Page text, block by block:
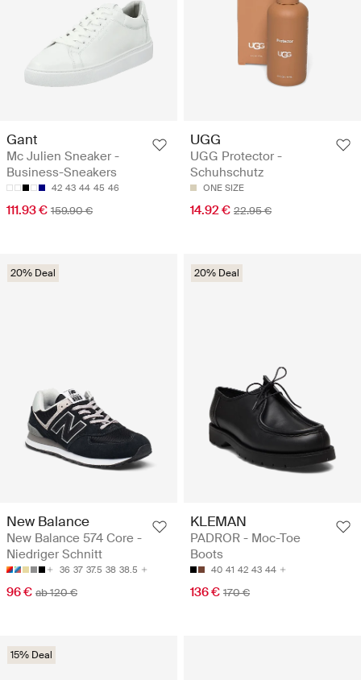
Gant
Mc Julien Sneaker -
Business-Sneakers
42 43 44 45 46
111.93 € 159.90 €
UGG
UGG Protector -
Schuhschutz
ONE SIZE
14.92 € 22.95 €
20% Deal
New Balance
New Balance 574 Core -
Niedriger Schnitt
36 37 37.5 38 38.5
96 € ab 120 €
20% Deal
KLEMAN
PADROR - Moc-Toe
Boots
40 41 42 43 44
136 € 170 €
15% Deal